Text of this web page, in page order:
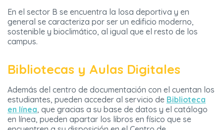
En el sector B se encuentra la losa deportiva y en
general se caracteriza por ser un edificio moderno,
sostenible y bioclimático, al igual que el resto de los
campus.
Bibliotecas y Aulas Digitales
Además del centro de documentación con el cuentan los
estudiantes, pueden acceder al servicio de Biblioteca
en línea, que gracias a su base de datos y el catálogo
en línea, pueden apartar los libros en físico que se